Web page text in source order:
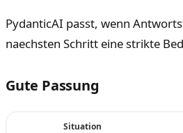
PydanticAI passt, wenn
naechsten Schritt eine strikte
Gute Passung
Situation